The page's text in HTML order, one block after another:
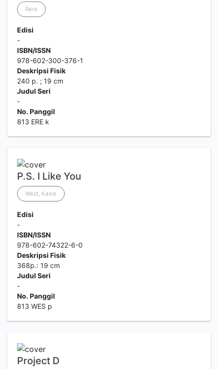
Rere
Edisi
-
ISBN/ISSN
978-602-300-376-1
Deskripsi Fisik
240 p. ; 19 cm
Judul Seri
-
No. Panggil
813 ERE k
P.S. I Like You
West, Kasie
Edisi
-
ISBN/ISSN
978-602-74322-6-0
Deskripsi Fisik
368p.: 19 cm
Judul Seri
-
No. Panggil
813 WES p
Project D